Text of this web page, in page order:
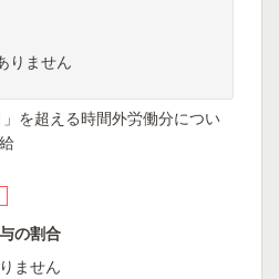
りません
を超える時間外労働分につい
の割合
ません